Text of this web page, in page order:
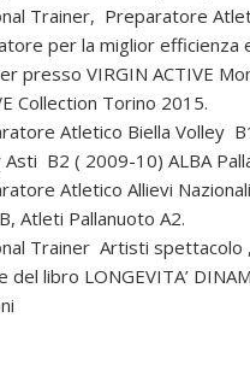
Trainer, Preparatore
per la miglior efficienza
presso VIRGIN ACTIVE
Collection Torino 2015.
Atletico Biella Volley
Asti B2 ( 2009-10) ALBA
Atletico Allievi
Atleti Pallanuoto A2.
Trainer Artisti spettacolo
del libro LONGEVITA’